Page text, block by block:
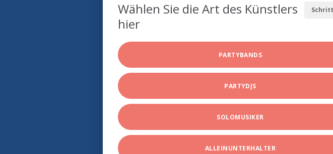
Wählen Sie die Art des Künstlers
hier
PARTYBANDS
PARTYDJS
SOLOMUSIKER
ALLEINUNTERHALTER